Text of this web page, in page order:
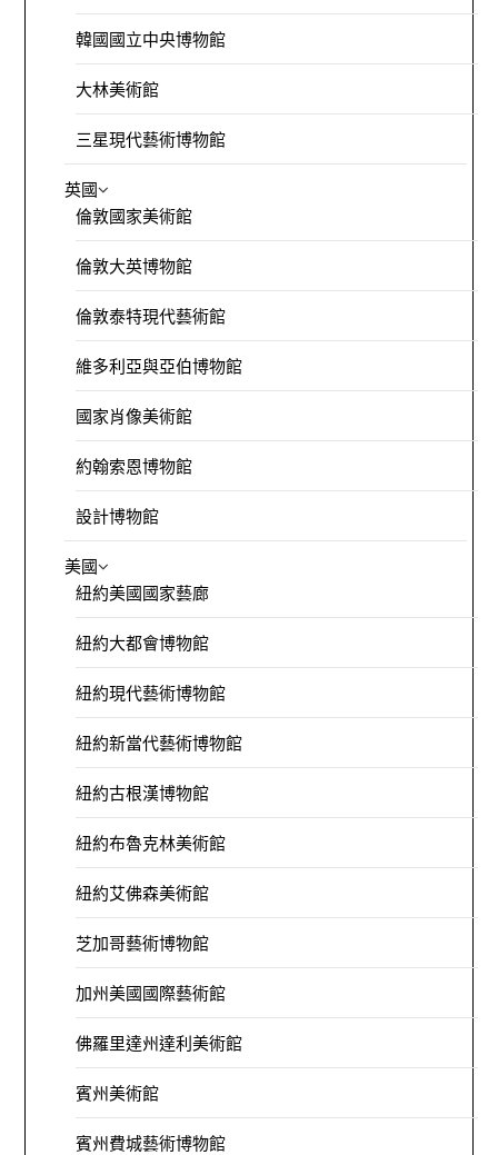
韓國國立中央博物館
大林美術館
三星現代藝術博物館
英國
倫敦國家美術館
倫敦大英博物館
倫敦泰特現代藝術館
維多利亞與亞伯博物館
國家肖像美術館
約翰索恩博物館
設計博物館
美國
紐約美國國家藝廊
紐約大都會博物館
紐約現代藝術博物館
紐約新當代藝術博物館
紐約古根漢博物館
紐約布魯克林美術館
紐約艾佛森美術館
芝加哥藝術博物館
加州美國國際藝術館
佛羅里達州達利美術館
賓州美術館
賓州費城藝術博物館